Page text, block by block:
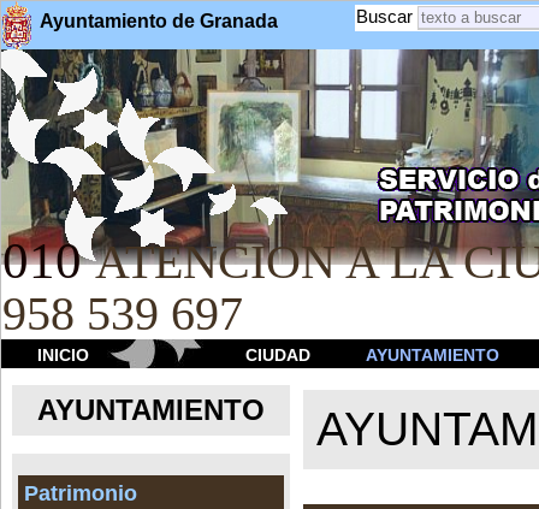
Ayuntamiento de Granada Buscar
010 ATENCION A LA
958 539 697
INICIO CIUDAD AYUNTAMIENTO
AYUNTAMIENTO
Patrimonio